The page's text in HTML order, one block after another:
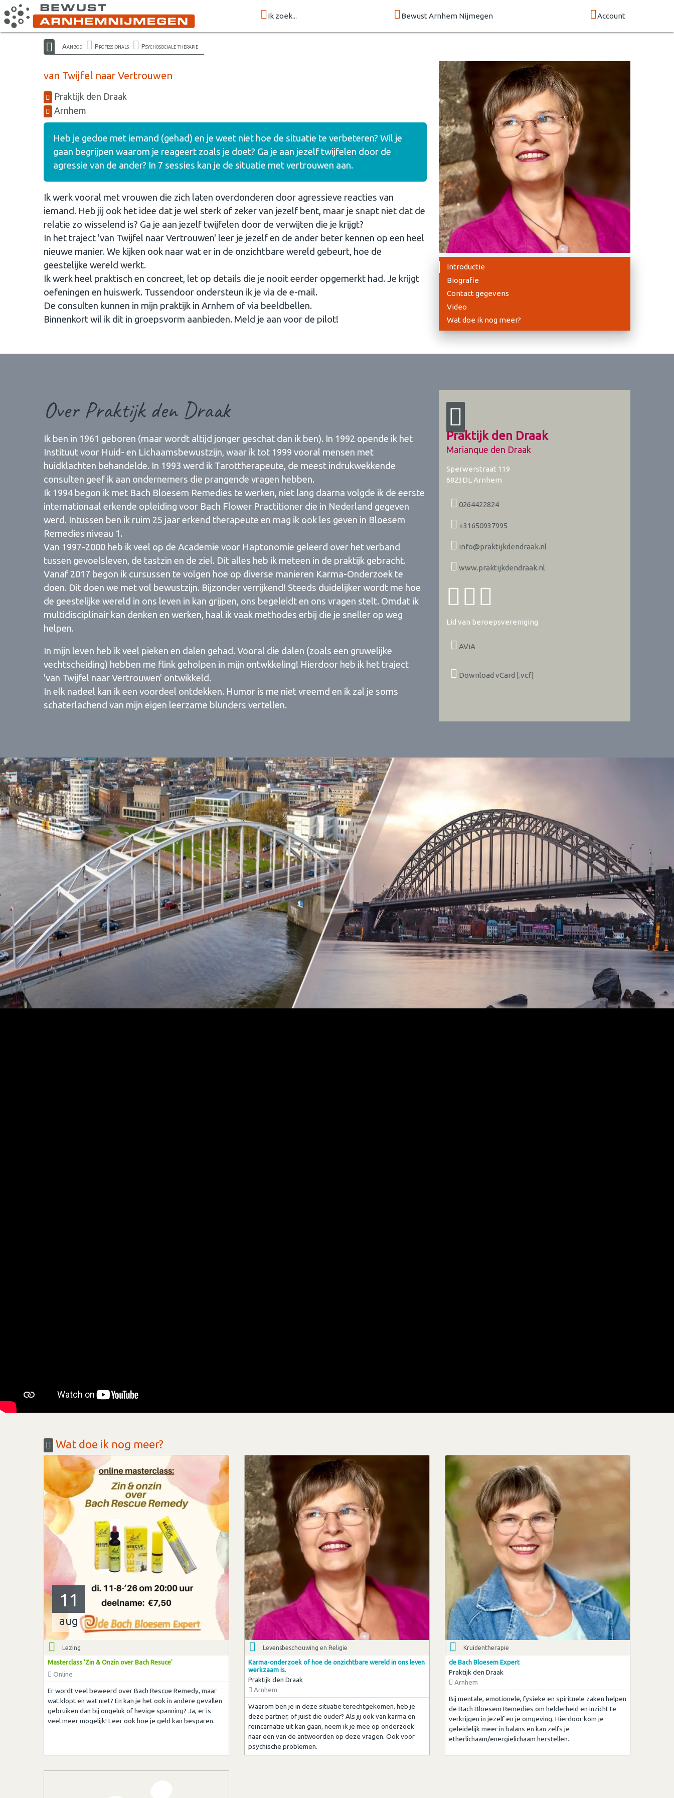
Ik zoek... Bewust Arnhem Nijmegen Account
Aanbod Professionals Psychosociale therapie
van Twijfel naar Vertrouwen
Praktijk den Draak
Arnhem
Heb je gedoe met iemand (gehad) en je weet niet hoe de situatie te verbeteren? Wil je
gaan begrijpen waarom je reageert zoals je doet? Ga je aan jezelf twijfelen door de
agressie van de ander? In 7 sessies kan je de situatie met vertrouwen aan.
Ik werk vooral met vrouwen die zich laten overdonderen door agressieve reacties van
iemand. Heb jij ook het idee dat je wel sterk of zeker van jezelf bent, maar je snapt niet dat de
relatie zo wisselend is? Ga je aan jezelf twijfelen door de verwijten die je krijgt?
In het traject 'van Twijfel naar Vertrouwen' leer je jezelf en de ander beter kennen op een heel
nieuwe manier. We kijken ook naar wat er in de onzichtbare wereld gebeurt, hoe de
geestelijke wereld werkt.
Ik werk heel praktisch en concreet, let op details die je nooit eerder opgemerkt had. Je krijgt
oefeningen en huiswerk. Tussendoor ondersteun ik je via de e-mail.
De consulten kunnen in mijn praktijk in Arnhem of via beeldbellen.
Binnenkort wil ik dit in groepsvorm aanbieden. Meld je aan voor de pilot!
Introductie
Biografie
Contact gegevens
Video
Wat doe ik nog meer?
Over Praktijk den Draak
Ik ben in 1961 geboren (maar wordt altijd jonger geschat dan ik ben). In 1992 opende ik het
Instituut voor Huid- en Lichaamsbewustzijn, waar ik tot 1999 vooral mensen met
huidklachten behandelde. In 1993 werd ik Tarottherapeute, de meest indrukwekkende
consulten geef ik aan ondernemers die prangende vragen hebben.
Ik 1994 begon ik met Bach Bloesem Remedies te werken, niet lang daarna volgde ik de eerste
internationaal erkende opleiding voor Bach Flower Practitioner die in Nederland gegeven
werd. Intussen ben ik ruim 25 jaar erkend therapeute en mag ik ook les geven in Bloesem
Remedies niveau 1.
Van 1997-2000 heb ik veel op de Academie voor Haptonomie geleerd over het verband
tussen gevoelsleven, de tastzin en de ziel. Dit alles heb ik meteen in de praktijk gebracht.
Vanaf 2017 begon ik cursussen te volgen hoe op diverse manieren Karma-Onderzoek te
doen. Dit doen we met vol bewustzijn. Bijzonder verrijkend! Steeds duidelijker wordt me hoe
de geestelijke wereld in ons leven in kan grijpen, ons begeleidt en ons vragen stelt. Omdat ik
multidisciplinair kan denken en werken, haal ik vaak methodes erbij die je sneller op weg
helpen.
In mijn leven heb ik veel pieken en dalen gehad. Vooral die dalen (zoals een gruwelijke
vechtscheiding) hebben me flink geholpen in mijn ontwkkeling! Hierdoor heb ik het traject
'van Twijfel naar Vertrouwen' ontwikkeld.
In elk nadeel kan ik een voordeel ontdekken. Humor is me niet vreemd en ik zal je soms
schaterlachend van mijn eigen leerzame blunders vertellen.
Praktijk den Draak
Marianque den Draak
Sperwerstraat 119
6823DL Arnhem
0264422824
+31650937995
info@praktijkdendraak.nl
www.praktijkdendraak.nl
Lid van beroepsvereniging
AViA
Download vCard [.vcf]
Wat doe ik nog meer?
11
aug
Lezing
Masterclass 'Zin & Onzin over Bach Resuce'
Online
Er wordt veel beweerd over Bach Rescue Remedy, maar
wat klopt en wat niet? En kan je het ook in andere gevallen
gebruiken dan bij ongeluk of hevige spanning? Ja, er is
veel meer mogelijk! Leer ook hoe je geld kan besparen.
Levensbeschouwing en Religie
Karma-onderzoek of hoe de onzichtbare wereld in ons leven
werkzaam is.
Praktijk den Draak
Arnhem
Waarom ben je in deze situatie terechtgekomen, heb je
deze partner, of juist die ouder? Als jij ook van karma en
reïncarnatie uit kan gaan, neem ik je mee op onderzoek
naar een van de antwoorden op deze vragen. Ook voor
psychische problemen.
Kruidentherapie
de Bach Bloesem Expert
Praktijk den Draak
Arnhem
Bij mentale, emotionele, fysieke en spirituele zaken helpen
de Bach Bloesem Remedies om helderheid en inzicht te
verkrijgen in jezelf en je omgeving. Hierdoor kom je
geleidelijk meer in balans en kan zelfs je
etherlichaam/energielichaam herstellen.